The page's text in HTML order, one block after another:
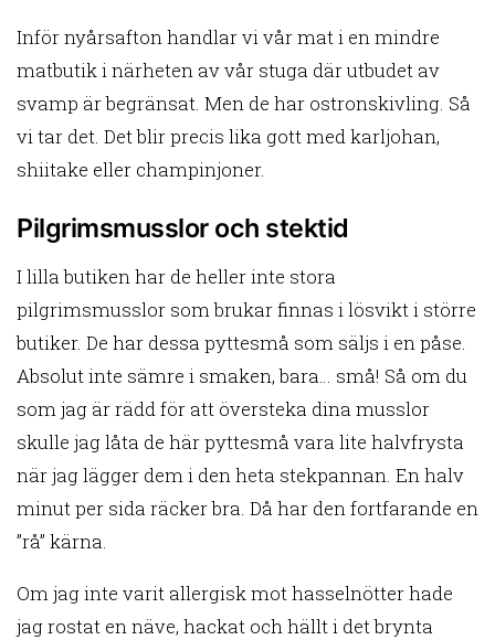
Inför nyårsafton handlar vi vår mat i en mindre
matbutik i närheten av vår stuga där utbudet av
svamp är begränsat. Men de har ostronskivling. Så
vi tar det. Det blir precis lika gott med karljohan,
shiitake eller champinjoner.
Pilgrimsmusslor och stektid
I lilla butiken har de heller inte stora
pilgrimsmusslor som brukar finnas i lösvikt i större
butiker. De har dessa pyttesmå som säljs i en påse.
Absolut inte sämre i smaken, bara… små! Så om du
som jag är rädd för att översteka dina musslor
skulle jag låta de här pyttesmå vara lite halvfrysta
när jag lägger dem i den heta stekpannan. En halv
minut per sida räcker bra. Då har den fortfarande en
”rå” kärna.
Om jag inte varit allergisk mot hasselnötter hade
jag rostat en näve, hackat och hällt i det brynta